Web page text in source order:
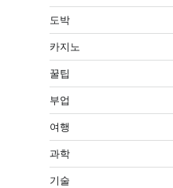
도박
카지노
꿀팁
부업
여행
과학
기술